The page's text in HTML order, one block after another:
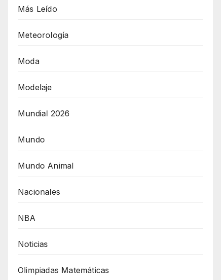
Más Leído
Meteorología
Moda
Modelaje
Mundial 2026
Mundo
Mundo Animal
Nacionales
NBA
Noticias
Olimpiadas Matemáticas